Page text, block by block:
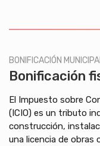
BONIFICACIÓN
Bonificación
El Impuesto sobre
(ICIO) es un tributo
construcción,
una licencia de obras